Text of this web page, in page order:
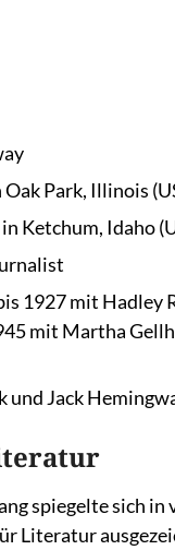
Park, Illinois
Ketchum, Idaho
1927 mit Hadley
mit Martha
und Jack
spiegelte sich in
Literatur